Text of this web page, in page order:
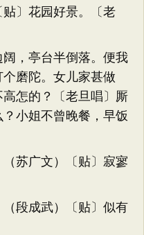
〕花园好景。〔老
，亭台半倒落。便我
磨陀。女儿家甚做
怎的？〔老旦唱〕厮
小姐不曾晚餐，早饭
苏广文）〔贴〕寂寥
段成武）〔贴〕似有